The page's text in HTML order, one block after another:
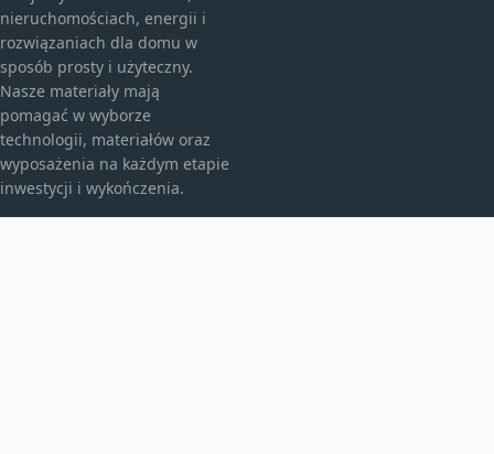
nieruchomościach, energii i
rozwiązaniach dla domu w
sposób prosty i użyteczny.
Nasze materiały mają
pomagać w wyborze
technologii, materiałów oraz
wyposażenia na każdym etapie
inwestycji i wykończenia.